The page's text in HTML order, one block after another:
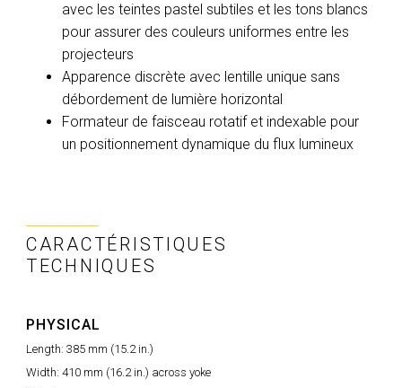
avec les teintes pastel subtiles et les tons blancs
pour assurer des couleurs uniformes entre les
projecteurs
Apparence discrète avec lentille unique sans
débordement de lumière horizontal
Formateur de faisceau rotatif et indexable pour
un positionnement dynamique du flux lumineux
CARACTÉRISTIQUES
TECHNIQUES
PHYSICAL
Length: 385 mm (15.2 in.)
Width: 410 mm (16.2 in.) across yoke